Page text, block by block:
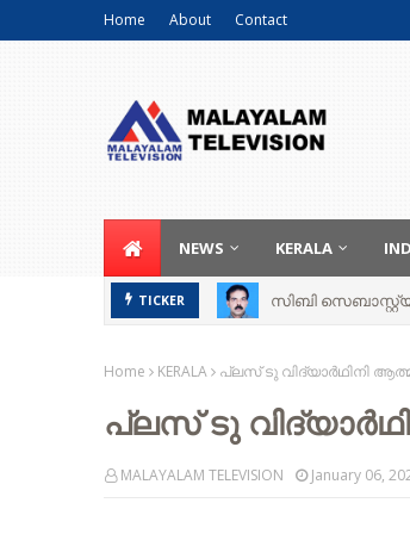
Home About Contact
NEWS KERALA
TICKER സിബി
Home KERALA പ്ലസ് ടു വിദ്യാർഥിനി
പ്ലസ് ടു
MALAYALAM TELEVISION January 06,